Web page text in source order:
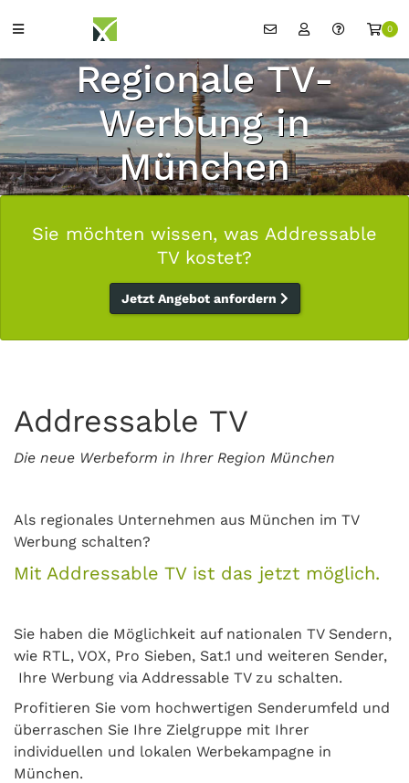
0
Regionale TV-
Werbung in
München
Sie möchten wissen, was Addressable
TV kostet?
Jetzt Angebot anfordern
Addressable TV
Die neue Werbeform in Ihrer Region München
Als regionales Unternehmen aus München im TV
Werbung schalten?
Mit Addressable TV ist das jetzt möglich.
Sie haben die Möglichkeit auf nationalen TV Sendern,
wie RTL, VOX, Pro Sieben, Sat.1 und weiteren Sender,
Ihre Werbung via Addressable TV zu schalten.
Proﬁtieren Sie vom hochwertigen Senderumfeld und
überraschen Sie Ihre Zielgruppe mit Ihrer
individuellen und lokalen Werbekampagne in
München.